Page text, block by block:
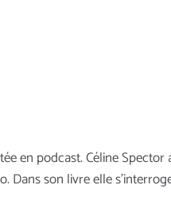
en podcast. Céline Spector
Dans son livre elle